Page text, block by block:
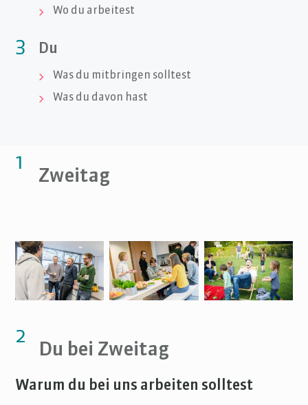
 Wo du arbeitest
3 Du
 Was du mitbringen solltest
 Was du davon hast
1
Zweitag
2
Du bei Zweitag
Warum du bei uns arbeiten solltest